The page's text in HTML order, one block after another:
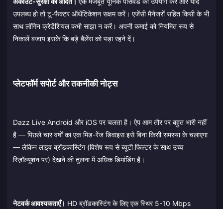
उपलब्ध हो तो टू-फैक्टर ऑथेंटिकेशन सक्षम करें। एजेंसी मैनेजरों सहित किसी के भी
साथ लॉगिन क्रेडेंशियल कभी साझा न करें। अपनी कमाई को नियमित रूप से
निकालें बजाय इसके कि बड़े बैलेंस को पड़ा रहने दें।
प्लेटफॉर्म सपोर्ट और तकनीकी नोट्स
Dazz Live Android और iOS पर चलता है। ऐप आम तौर पर बहुत भारी नहीं
है — पिछले चार वर्षों का एक मिड-रेंज डिवाइस इसे बिना किसी समस्या के चलाएगा
— लेकिन लाइव ब्रॉडकास्टिंग (विशेष रूप से ब्यूटी फिल्टर के साथ उच्च
रिज़ॉल्यूशन पर) देखने की तुलना में अधिक डिमांडिंग है।
नेटवर्क आवश्यकताएँ। HD ब्रॉडकास्टिंग के लिए एक स्थिर 5-10 Mbps